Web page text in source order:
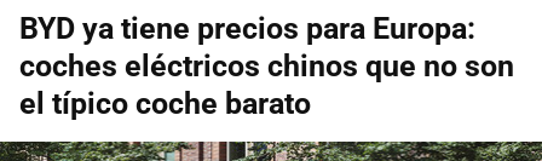
BYD ya tiene precios para Europa:
coches eléctricos chinos que no son
el típico coche barato